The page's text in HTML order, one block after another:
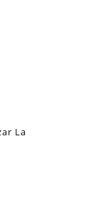
La